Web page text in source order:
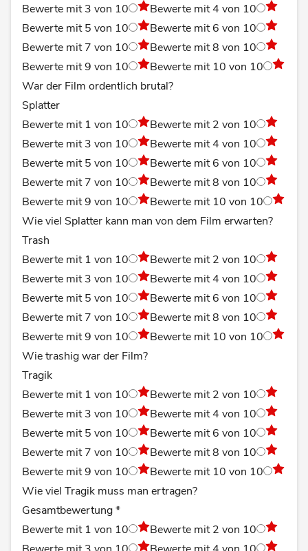
Bewerte mit 3 von 10
Bewerte mit 4 von 10
Bewerte mit 5 von 10
Bewerte mit 6 von 10
Bewerte mit 7 von 10
Bewerte mit 8 von 10
Bewerte mit 9 von 10
Bewerte mit 10 von 10
War der Film ordentlich brutal?
Splatter
Bewerte mit 1 von 10
Bewerte mit 2 von 10
Bewerte mit 3 von 10
Bewerte mit 4 von 10
Bewerte mit 5 von 10
Bewerte mit 6 von 10
Bewerte mit 7 von 10
Bewerte mit 8 von 10
Bewerte mit 9 von 10
Bewerte mit 10 von 10
Wie viel Splatter kann man von dem Film erwarten?
Trash
Bewerte mit 1 von 10
Bewerte mit 2 von 10
Bewerte mit 3 von 10
Bewerte mit 4 von 10
Bewerte mit 5 von 10
Bewerte mit 6 von 10
Bewerte mit 7 von 10
Bewerte mit 8 von 10
Bewerte mit 9 von 10
Bewerte mit 10 von 10
Wie trashig war der Film?
Tragik
Bewerte mit 1 von 10
Bewerte mit 2 von 10
Bewerte mit 3 von 10
Bewerte mit 4 von 10
Bewerte mit 5 von 10
Bewerte mit 6 von 10
Bewerte mit 7 von 10
Bewerte mit 8 von 10
Bewerte mit 9 von 10
Bewerte mit 10 von 10
Wie viel Tragik muss man ertragen?
Gesamtbewertung*
Bewerte mit 1 von 10
Bewerte mit 2 von 10